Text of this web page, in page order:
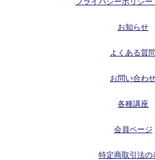
お知らせ
よくある質問
お問い合わ
各種講座
会員ページ
特定商取引法の